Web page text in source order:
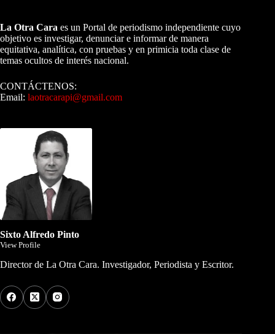
La Otra Cara es un Portal de periodismo independiente cuyo
objetivo es investigar, denunciar e informar de manera
equitativa, analítica, con pruebas y en primicia toda clase de
temas ocultos de interés nacional.
CONTÁCTENOS:
Email: laotracarapi@gmail.com
Sixto Alfredo Pinto
View Profile
Director de La Otra Cara. Investigador, Periodista y Escritor.